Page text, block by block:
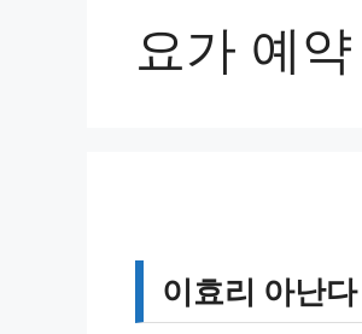
요가 예약
이효리 아난